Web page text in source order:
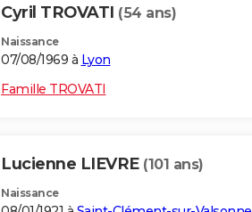
Cyril TROVATI (54 ans)
Naissance
07/08/1969 à Lyon
Famille TROVATI
Lucienne LIEVRE (101 ans)
Naissance